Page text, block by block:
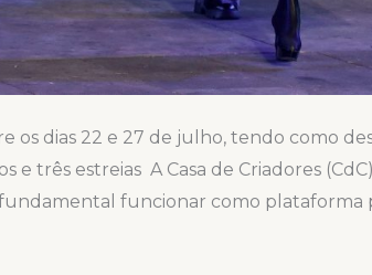
os dias 22 e 27 de julho, tendo como
e três estreias A Casa de Criadores
funcionar como plataforma